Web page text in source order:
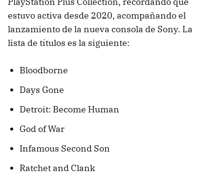
estuvo activa desde 2020, acompañando el
lanzamiento de la nueva consola de Sony. La
lista de títulos es la siguiente:
Bloodborne
Days Gone
Detroit: Become Human
God of War
Infamous Second Son
Ratchet and Clank